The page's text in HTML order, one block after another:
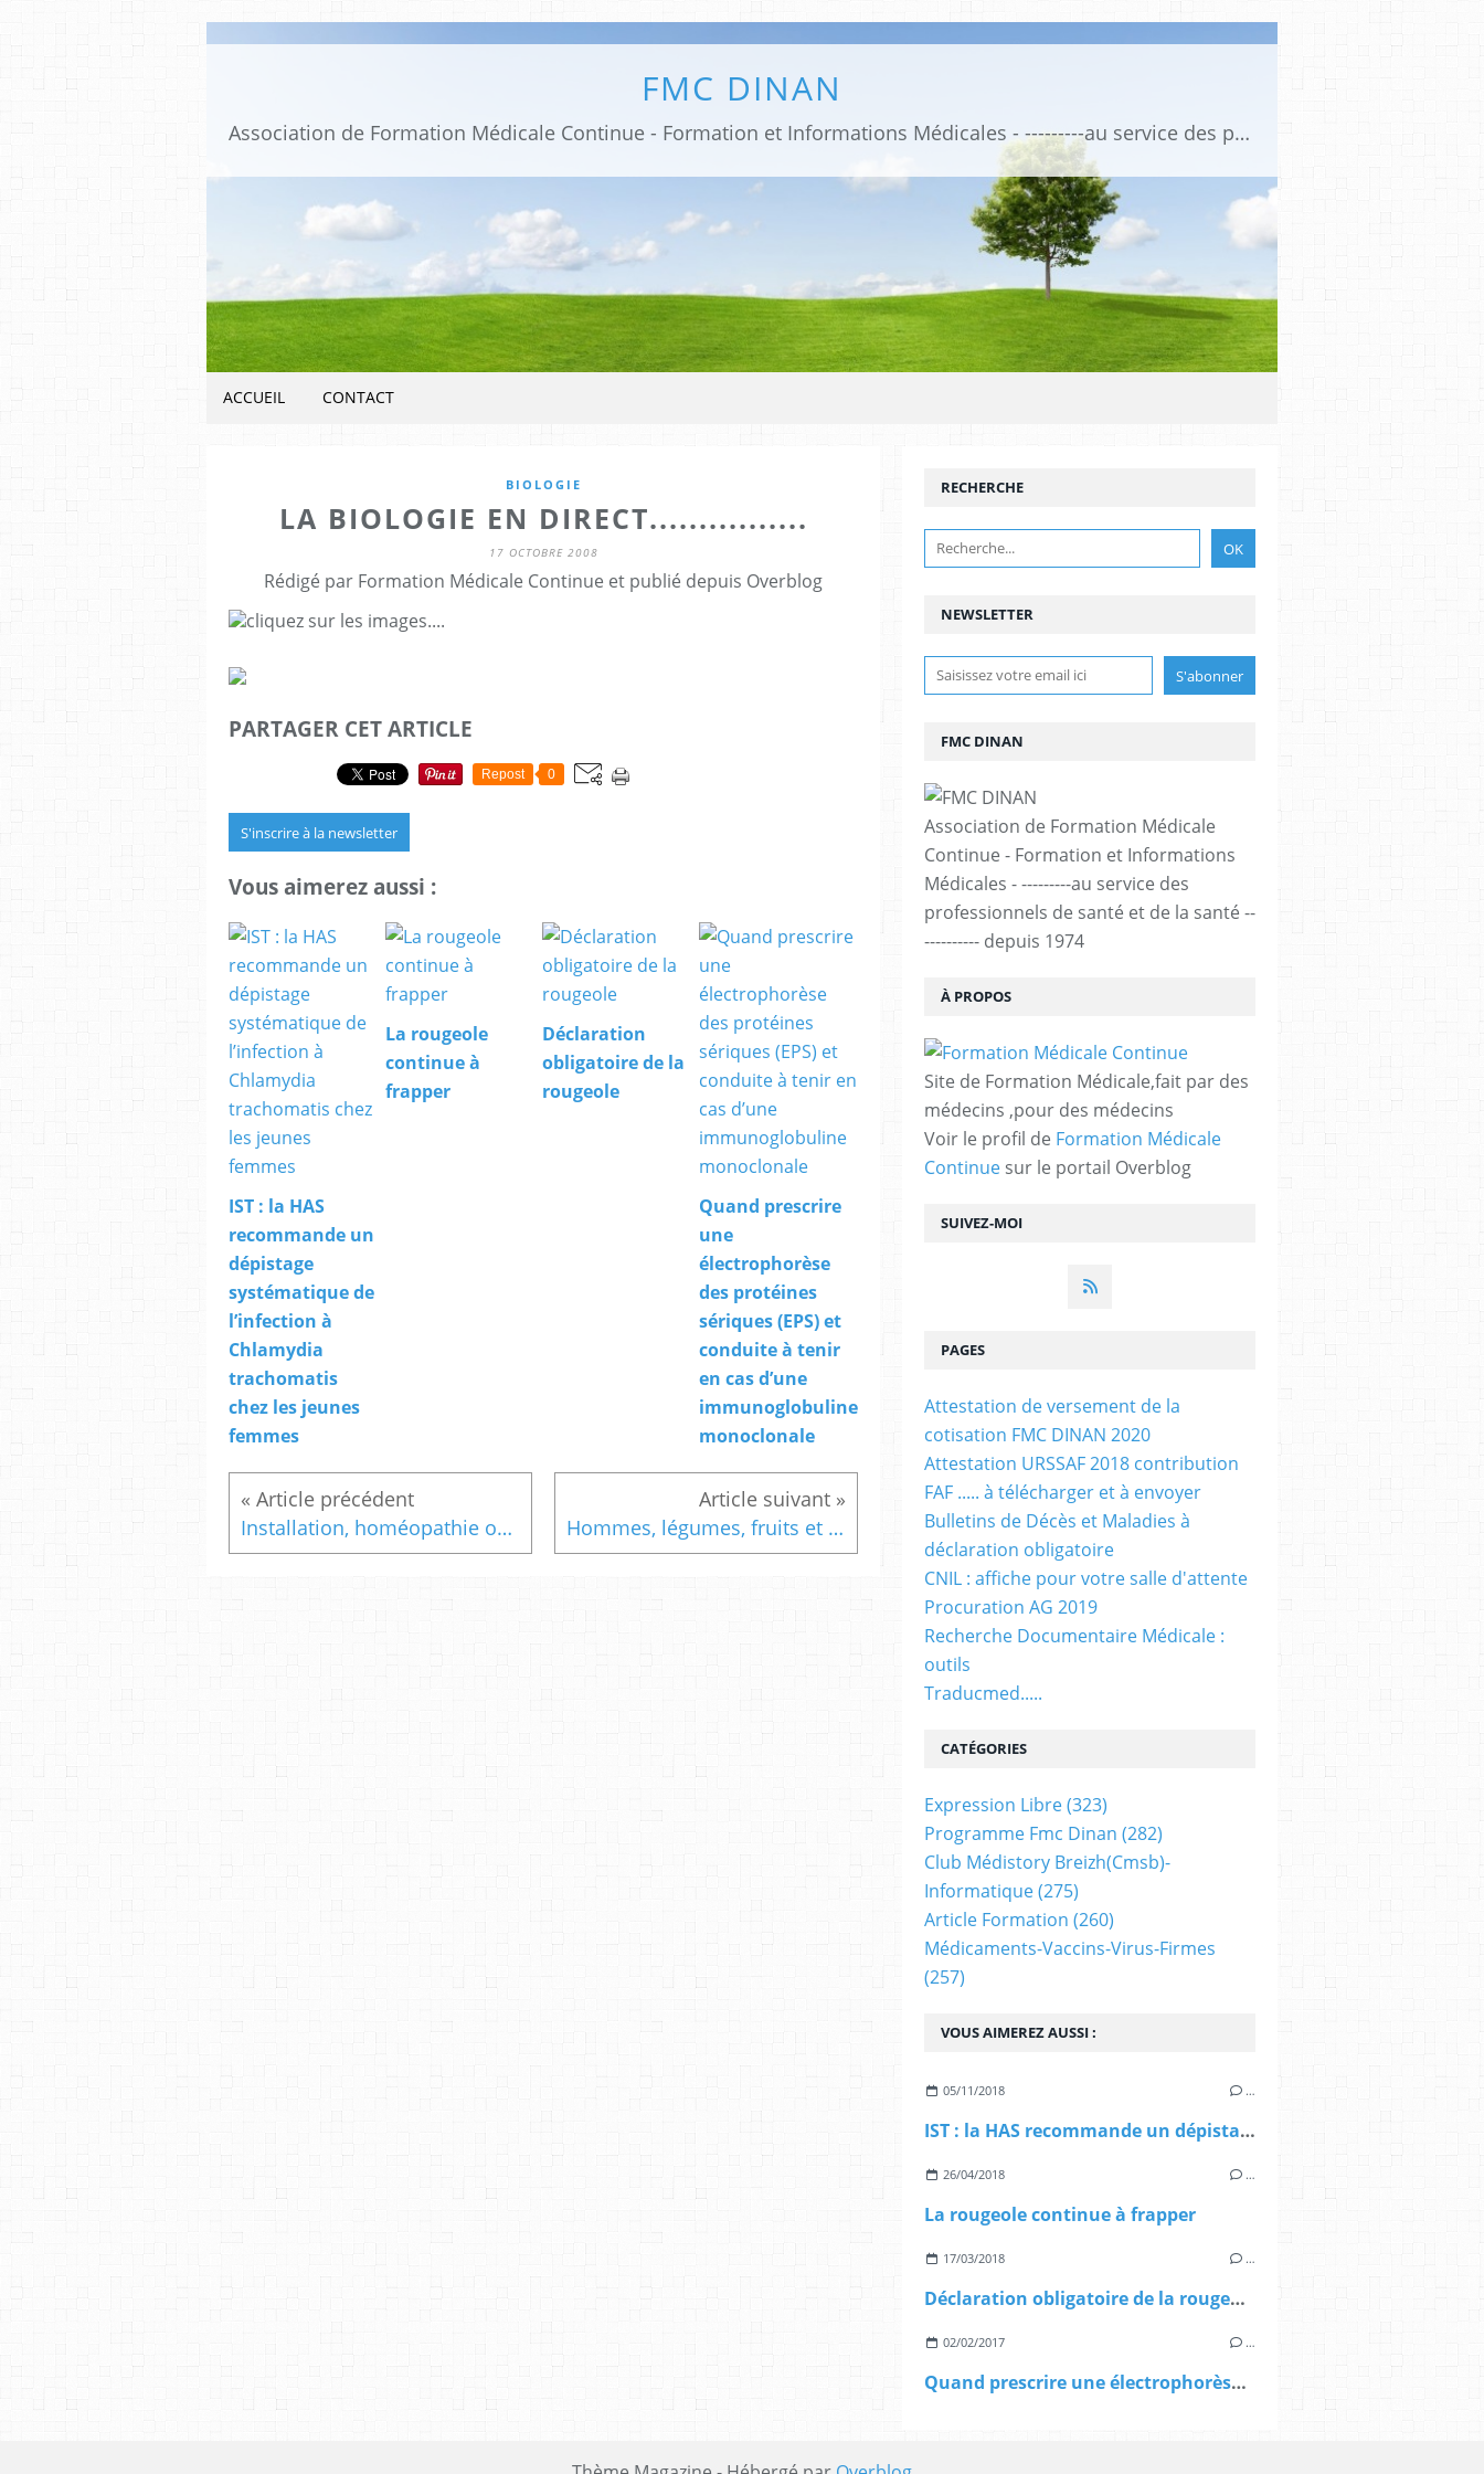
FMC DINAN
Association de Formation Médicale Continue - Formation et Informations Médicales - ---------au service des professionnels de santé et de la santé ------------ depuis 1974
ACCUEIL CONTACT
BIOLOGIE
LA BIOLOGIE EN DIRECT................
17 OCTOBRE 2008
Rédigé par Formation Médicale Continue et publié depuis Overblog
cliquez sur les images....
PARTAGER CET ARTICLE
Repost 0
S'inscrire à la newsletter
Vous aimerez aussi :
IST : la HAS
recommande un
dépistage
systématique de
l’infection à
Chlamydia
trachomatis
chez les jeunes
femmes
La rougeole
continue à
frapper
Déclaration
obligatoire de la
rougeole
Quand prescrire
une
électrophorèse
des protéines
sériques (EPS) et
conduite à tenir
en cas d’une
immunoglobuline
monoclonale
Installation, homéopathie ou thérapie de choc ? Hommes, légumes, fruits et céréales.
NEWSLETTER
SUIVEZ-MOI
RECHERCHE
FMC DINAN
Association de Formation Médicale
Continue - Formation et Informations
Médicales - ---------au service des
professionnels de santé et de la santé --
---------- depuis 1974
À PROPOS
Site de Formation Médicale,fait par des
médecins ,pour des médecins
Voir le profil de Formation Médicale
Continue sur le portail Overblog
VOUS AIMEREZ AUSSI :
05/11/2018 …
IST : la HAS recommande un dépistage systématique de l’infection à Chlamydia trachomatis chez les jeunes femmes
26/04/2018 …
La rougeole continue à frapper
17/03/2018 …
Déclaration obligatoire de la rougeole
02/02/2017 …
Quand prescrire une électrophorèse des protéines sériques (EPS) et conduite à tenir en cas d’une immunoglobuline monoclonale
PAGES
Attestation de versement de la
cotisation FMC DINAN 2020
Attestation URSSAF 2018 contribution
FAF ..... à télécharger et à envoyer
Bulletins de Décès et Maladies à
déclaration obligatoire
CNIL : affiche pour votre salle d'attente
Procuration AG 2019
Recherche Documentaire Médicale :
outils
Traducmed.....
CATÉGORIES
Expression Libre(323)
Programme Fmc Dinan (282)
Club Médistory Breizh(cmsb)-
Informatique(275)
Article Formation (260)
Médicaments-Vaccins-Virus-Firmes
(257)